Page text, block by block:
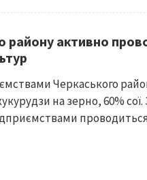
району активно
Черкаського
на зерно, 60%